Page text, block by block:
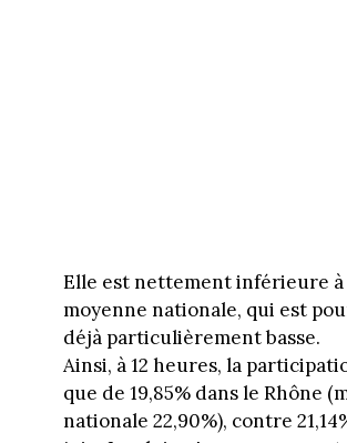
Elle est nettement inférieure à
moyenne nationale, qui est
déjà particulièrement basse.
Ainsi, à 12 heures, la
que de 19,85% dans le Rhône
nationale 22,90%), contre